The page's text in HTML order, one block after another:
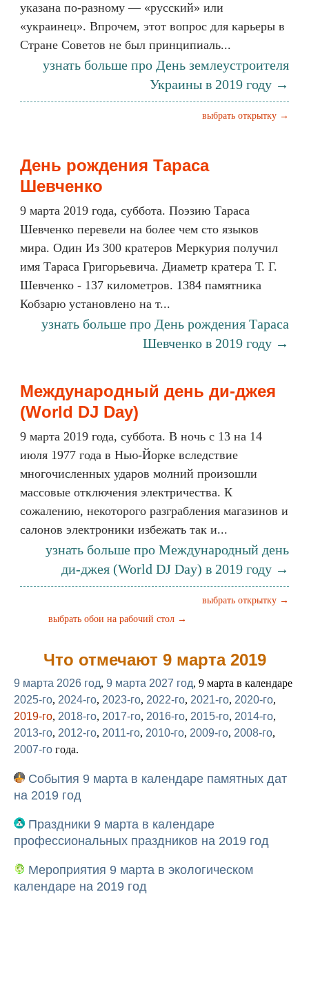
указана по-разному — «русский» или
«украинец». Впрочем, этот вопрос для карьеры в
Стране Советов не был принципиаль...
узнать больше про День землеустроителя
Украины в 2019 году →
выбрать открытку →
День рождения Тараса
Шевченко
9 марта 2019 года, суббота. Поэзию Тараса
Шевченко перевели на более чем сто языков
мира. Один Из 300 кратеров Меркурия получил
имя Тараса Григорьевича. Диаметр кратера Т. Г.
Шевченко - 137 километров. 1384 памятника
Кобзарю установлено на т...
узнать больше про День рождения Тараса
Шевченко в 2019 году →
Международный день ди-джея
(World DJ Day)
9 марта 2019 года, суббота. В ночь с 13 на 14
июля 1977 года в Нью-Йорке вследствие
многочисленных ударов молний произошли
массовые отключения электричества. К
сожалению, некоторого разграбления магазинов и
салонов электроники избежать так и...
узнать больше про Международный день
ди-джея (World DJ Day) в 2019 году →
выбрать открытку →
выбрать обои на рабочий стол →
Что отмечают 9 марта 2019
9 марта 2026 год, 9 марта 2027 год, 9 марта в календаре
2025-го, 2024-го, 2023-го, 2022-го, 2021-го, 2020-го,
2019-го, 2018-го, 2017-го, 2016-го, 2015-го, 2014-го,
2013-го, 2012-го, 2011-го, 2010-го, 2009-го, 2008-го,
2007-го года.
События 9 марта в календаре памятных дат
на 2019 год
Праздники 9 марта в календаре
профессиональных праздников на 2019 год
Мероприятия 9 марта в экологическом
календаре на 2019 год